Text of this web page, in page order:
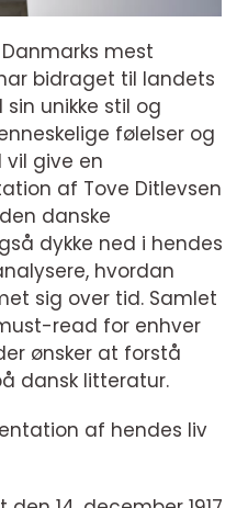
mest
bidraget til landets
unikke stil og
følelser og
vil give en
af Tove Ditlevsen
danske
dykke ned i hendes
hvordan
sig over tid. Samlet
read for enhver
ønsker at forstå
dansk litteratur.
af hendes liv